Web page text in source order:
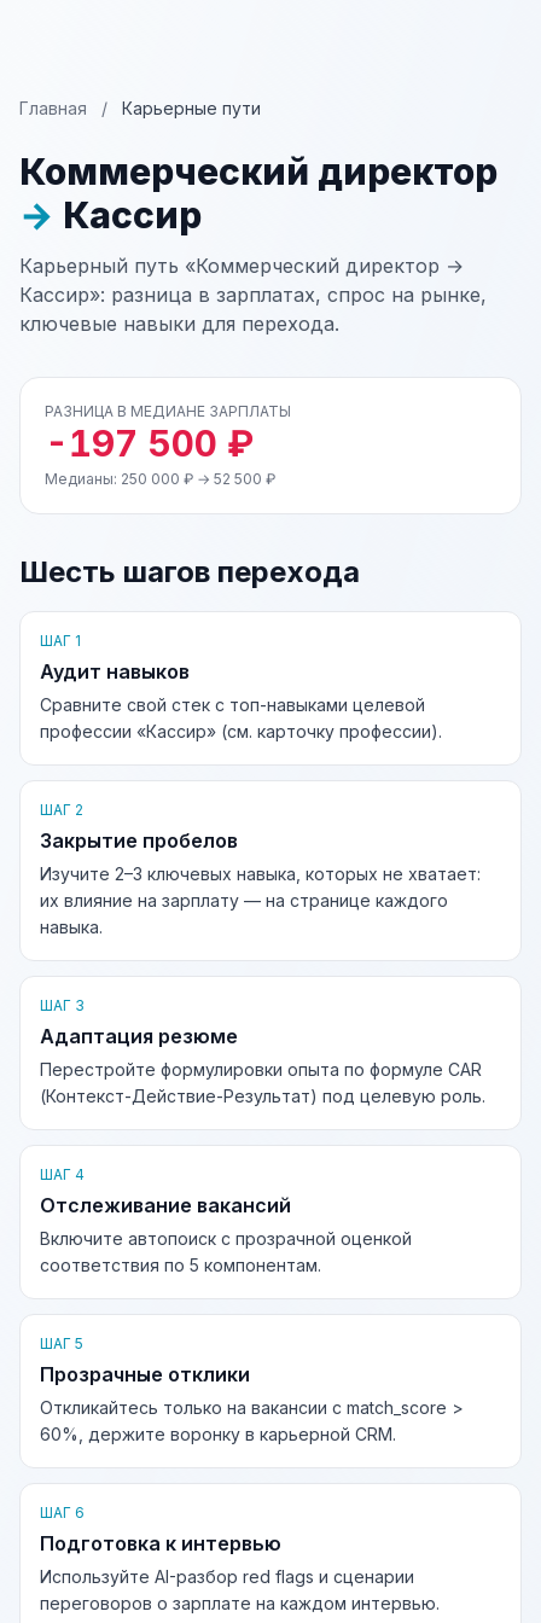
Главная / Карьерные пути
Коммерческий директор
→ Кассир
Карьерный путь «Коммерческий директор →
Кассир»: разница в зарплатах, спрос на рынке,
ключевые навыки для перехода.
РАЗНИЦА В МЕДИАНЕ ЗАРПЛАТЫ
-197 500 ₽
Медианы: 250 000 ₽ → 52 500 ₽
Шесть шагов перехода
ШАГ 1
Аудит навыков
Сравните свой стек с топ-навыками целевой
профессии «Кассир» (см. карточку профессии).
ШАГ 2
Закрытие пробелов
Изучите 2–3 ключевых навыка, которых не хватает:
их влияние на зарплату — на странице каждого
навыка.
ШАГ 3
Адаптация резюме
Перестройте формулировки опыта по формуле CAR
(Контекст-Действие-Результат) под целевую роль.
ШАГ 4
Отслеживание вакансий
Включите автопоиск с прозрачной оценкой
соответствия по 5 компонентам.
ШАГ 5
Прозрачные отклики
Откликайтесь только на вакансии с match_score >
60%, держите воронку в карьерной CRM.
ШАГ 6
Подготовка к интервью
Используйте AI-разбор red flags и сценарии
переговоров о зарплате на каждом интервью.